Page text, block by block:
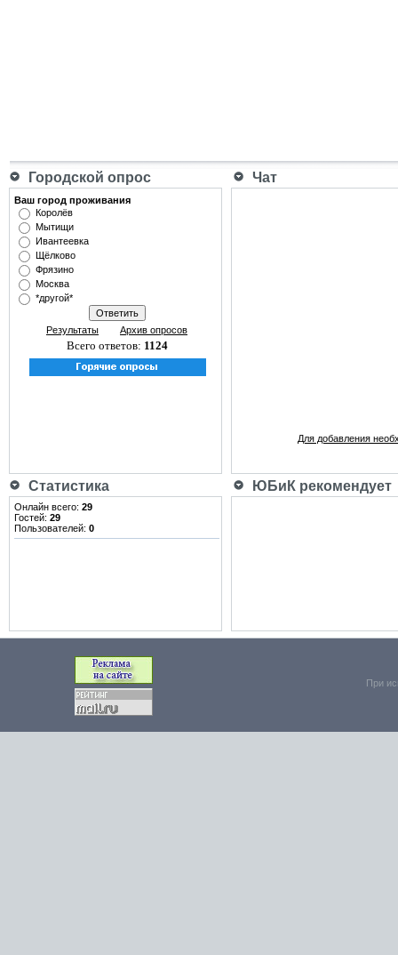
Городской опрос Чат
Ваш город проживания
Королёв
Мытищи
Ивантеевка
Щёлково
Фрязино
Москва
*другой*
Результаты Архив опросов
Всего ответов: 1124
Для добавления
Статистика ЮБиК рекомендует
Онлайн всего: 29
Гостей: 29
Пользователей: 0
При